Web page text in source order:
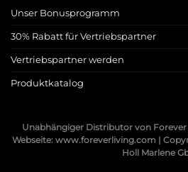
Unser Bonusprogramm
30% Rabatt für Vertriebspartner
Vertriebspartner werden
Produktkatalog
Unabhängiger Distributor von
Webseite: www.foreverliving.com |
Holl Marlene